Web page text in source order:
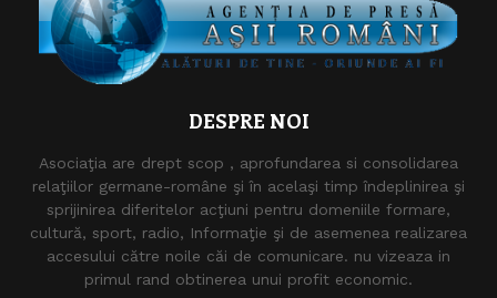
DESPRE NOI
Asociaţia are drept scop , aprofundarea si consolidarea
relaţiilor germane-române şi în acelaşi timp îndeplinirea şi
sprijinirea diferitelor acţiuni pentru domeniile formare,
cultură, sport, radio, Informaţie şi de asemenea realizarea
accesului către noile căi de comunicare. nu vizeaza in
primul rand obtinerea unui profit economic.